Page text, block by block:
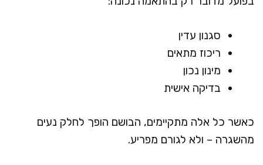
סגנון עדין
ריכוז מתאים
מינון נכון
בדיקה אישית
כאשר כל אלה מתקיימים, הבושם הופך לחלק נעים
מהשגרה – ולא לגורם מפריע.